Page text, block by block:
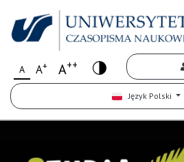
A A+ A++
Język Polski